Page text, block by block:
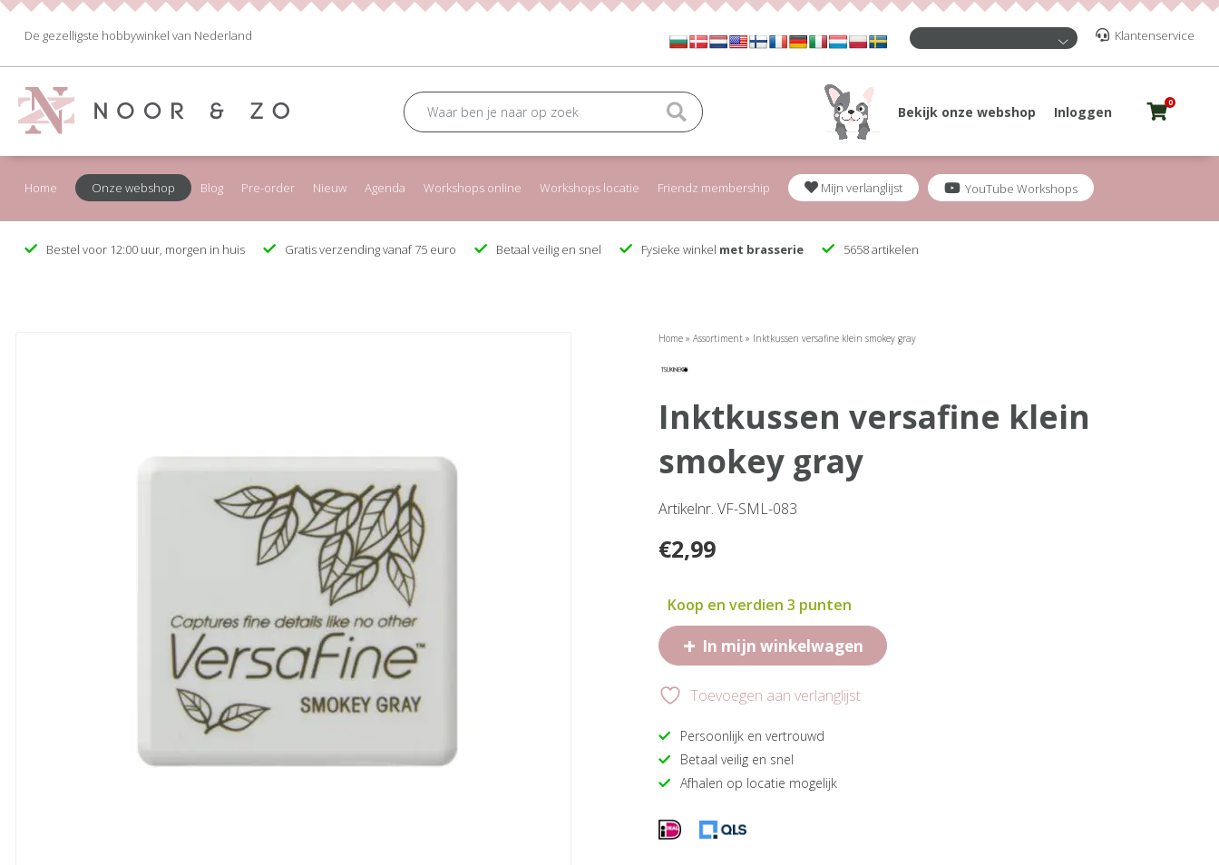
De gezelligste hobbywinkel van Nederland Klantenservice
Bekijk onze webshop Inloggen
0
Home Onze webshop Blog Pre-order Nieuw Agenda Workshops online Workshops locatie Friendz membership Mijn verlanglijst YouTube Workshops
Bestel voor 12:00 uur, morgen in huis Gratis verzending vanaf 75 euro Betaal veilig en snel Fysieke winkel met brasserie 5658 artikelen
Home »Assortiment » Inktkussen versafine klein smokey gray
inktkussen versafine klein
smokey gray
Artikelnr. VF-SML-083
€2,99
Koop en verdien 3 punten
+ In mijn winkelwagen
Toevoegen aan verlanglijst
Persoonlijk en vertrouwd
Betaal veilig en snel
Afhalen op locatie mogelijk